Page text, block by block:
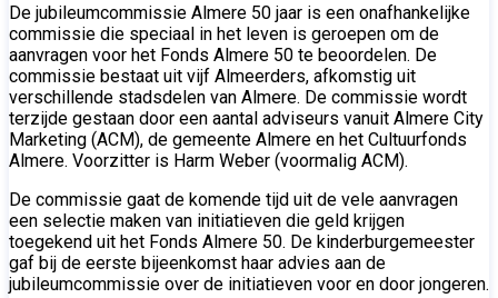
De jubileumcommissie Almere 50 jaar is een onafhankelijke
commissie die speciaal in het leven is geroepen om de
aanvragen voor het Fonds Almere 50 te beoordelen. De
commissie bestaat uit vijf Almeerders, afkomstig uit
verschillende stadsdelen van Almere. De commissie wordt
terzijde gestaan door een aantal adviseurs vanuit Almere City
Marketing (ACM), de gemeente Almere en het Cultuurfonds
Almere. Voorzitter is Harm Weber (voormalig ACM).
De commissie gaat de komende tijd uit de vele aanvragen
een selectie maken van initiatieven die geld krijgen
toegekend uit het Fonds Almere 50. De kinderburgemeester
gaf bij de eerste bijeenkomst haar advies aan de
jubileumcommissie over de initiatieven voor en door jongeren.